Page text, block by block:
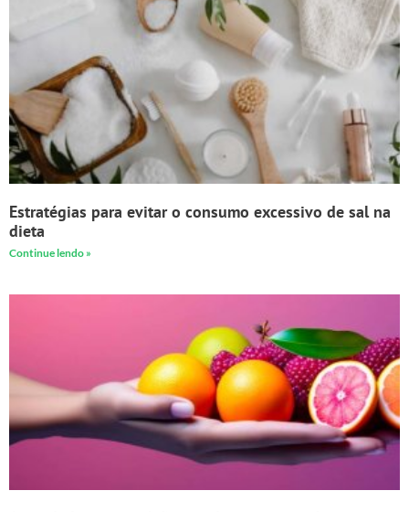
Estratégias para evitar o consumo excessivo de sal na
dieta
Continue lendo »